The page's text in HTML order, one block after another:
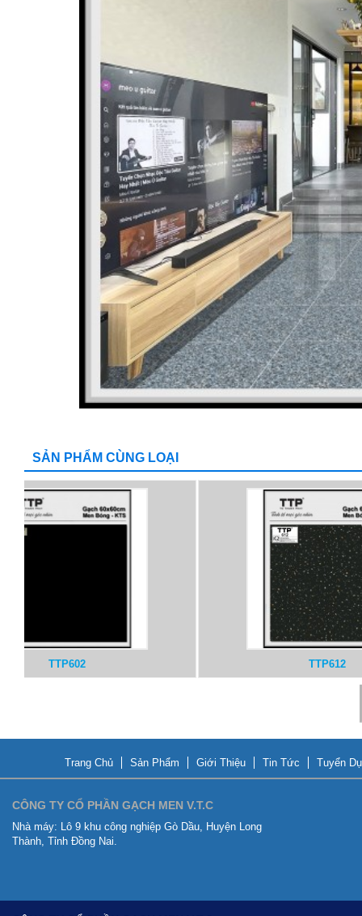
SẢN PHẨM CÙNG LOẠI
Trang Chủ Sản Phẩm Giới Thiệu Tin Tức Tuyển
CÔNG TY CỔ PHẦN GẠCH MEN V.T.C
Nhà máy: Lô 9 khu công nghiệp Gò Dầu, Huyện Long
Thành, Tỉnh Đồng Nai.